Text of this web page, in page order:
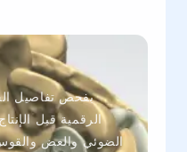
الرقمية قبل
الضوئي والعض